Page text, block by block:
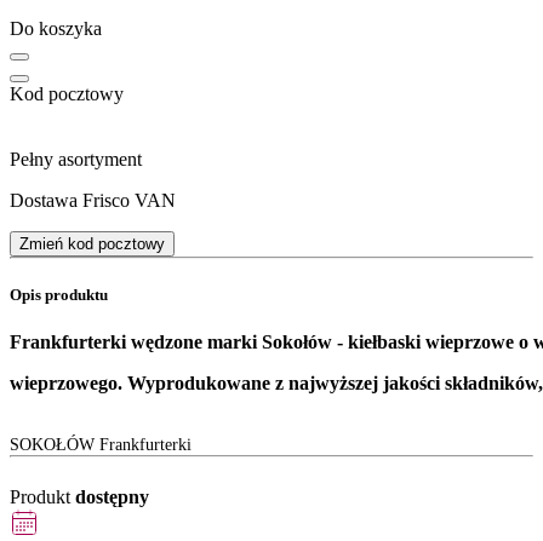
Do koszyka
Kod pocztowy
Pełny asortyment
Dostawa Frisco VAN
Zmień kod pocztowy
Opis produktu
Frankfurterki wędzone marki Sokołów - kiełbaski wieprzowe o
wieprzowego. Wyprodukowane z najwyższej jakości
SOKOŁÓW Frankfurterki
Produkt dostępny